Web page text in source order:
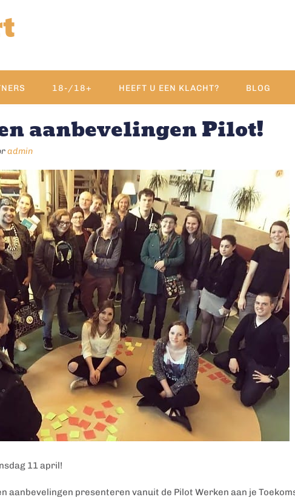
18-/18+ HEEFT U EEN KLACHT? BLOG
aanbevelingen Pilot!
admin
11 april!
aanbevelingen presenteren vanuit de Pilot Werken aan je